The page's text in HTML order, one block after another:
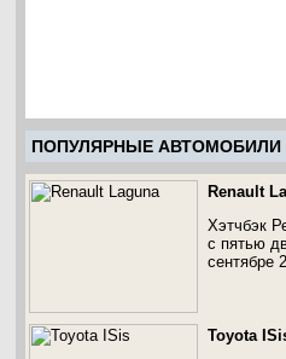
ПОПУЛЯРНЫЕ АВТОМОБИЛИ
Renault
Хэтчбэк
с пятью
сентябре
Toyota